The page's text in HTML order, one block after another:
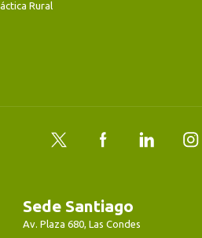
Rural
Twitter FacebookLinkedIn
Sede Santiago
Av. Plaza 680, Las Condes